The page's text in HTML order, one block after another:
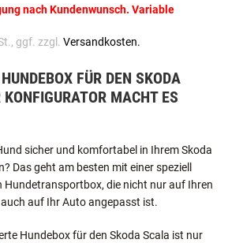
nach Kundenwunsch. Variable
ggf. zzgl. Versandkosten.
FÜR DEN SKODA
MACHT ES
sicher und komfortabel in Ihrem Skoda
Das geht am besten mit einer speziell
Hundetransportbox, die nicht nur auf Ihren
auf Ihr Auto angepasst ist.
Hundebox für den Skoda Scala ist nur